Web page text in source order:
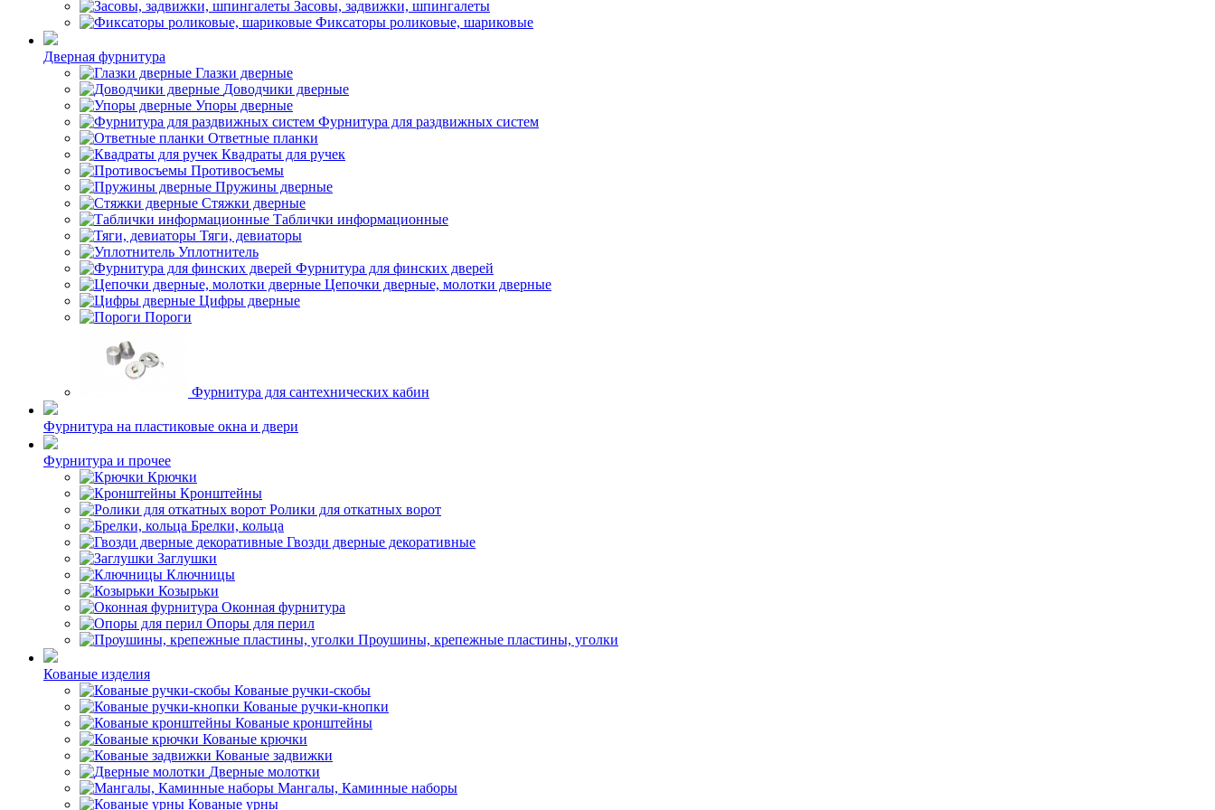
Засовы, задвижки, шпингалеты
Фиксаторы роликовые, шариковые
Дверная фурнитура
Глазки дверные
Доводчики дверные
Упоры дверные
Фурнитура для раздвижных систем
Ответные планки
Квадраты для ручек
Противосъемы
Пружины дверные
Стяжки дверные
Таблички информационные
Тяги, девиаторы
Уплотнитель
Фурнитура для финских дверей
Цепочки дверные, молотки дверные
Цифры дверные
Пороги
Фурнитура для сантехнических кабин
Фурнитура на пластиковые окна и двери
Фурнитура и прочее
Крючки
Кронштейны
Ролики для откатных ворот
Брелки, кольца
Гвозди дверные декоративные
Заглушки
Ключницы
Козырьки
Оконная фурнитура
Опоры для перил
Проушины, крепежные пластины, уголки
Кованые изделия
Кованые ручки-скобы
Кованые ручки-кнопки
Кованые кронштейны
Кованые крючки
Кованые задвижки
Дверные молотки
Мангалы, Каминные наборы
Кованые урны